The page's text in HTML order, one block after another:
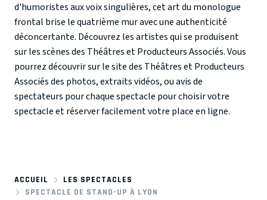
d'humoristes aux voix singulières, cet art du monologue
frontal brise le quatrième mur avec une authenticité
déconcertante. Découvrez les artistes qui se produisent
sur les scènes des Théâtres et Producteurs Associés. Vous
pourrez découvrir sur le site des Théâtres et Producteurs
Associés des photos, extraits vidéos, ou avis de
spectateurs pour chaque spectacle pour choisir votre
spectacle et réserver facilement votre place en ligne.
ACCUEIL
LES SPECTACLES
SPECTACLE DE STAND-UP À LYON